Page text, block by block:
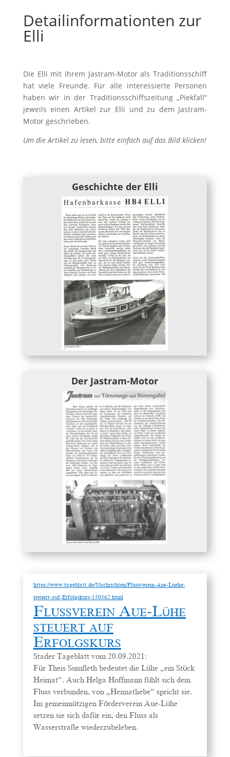
Detailinformationten zur
Elli
Die Elli mit ihrem Jastram-Motor als Traditionsschiff
hat viele Freunde. Für alle interessierte Personen
haben wir in der Traditionsschiffszeitung „Piekfall“
jeweils einen Artikel zur Elli und zu dem Jastram-
Motor geschrieben.
Um die Artikel zu lesen, bitte einfach auf das Bild klicken!
Geschichte der Elli
Der Jastram-Motor
https://www.tageblatt.de/Nachrichten/Flussverein-Aue-Luehe-
steuert-auf-Erfolgskurs-150562.html
Flussverein Aue-Lühe
steuert auf
Erfolgskurs
Stader Tageblatt vom 20.09.2021:
Für Theis Sumfleth bedeutet die Lühe „ein Stück
Heimat“. Auch Helga Hoffmann fühlt sich dem
Fluss verbunden, von „Heimatliebe“ spricht sie.
Im gemeinnützigen Förderverein Aue-Lühe
setzen sie sich dafür ein, den Fluss als
Wasserstraße wiederzubeleben.